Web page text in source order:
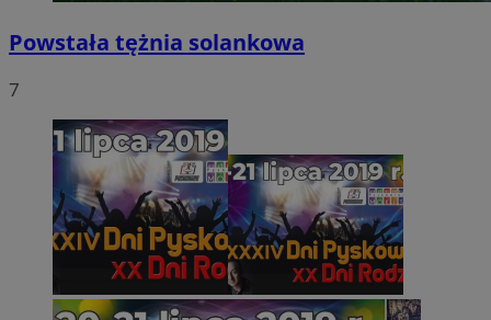
Powstała tężnia solankowa
7